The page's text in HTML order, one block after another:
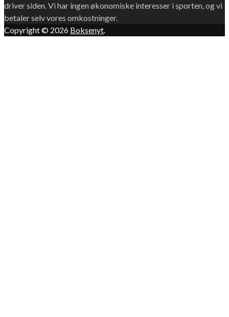
driver siden. Vi har ingen økonomiske interesser i sporten, og vi
betaler selv vores omkostninger.
Copyright © 2026 Boksenyt.